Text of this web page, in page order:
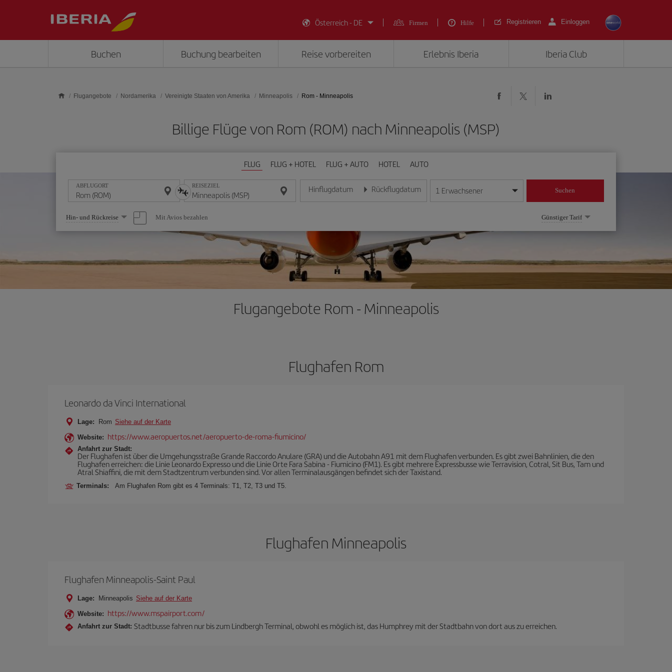
Österreich - DE
Firmen Hilfe Registrieren Einloggen
Buchen Buchung bearbeiten Reise vorbereiten Erlebnis Iberia Iberia Club
Flugangebote Nordamerika Vereinigte Staaten von Amerika Minneapolis Rom - Minneapolis
Billige Flüge von Rom (ROM) nach Minneapolis (MSP)
FLUG FLUG + HOTEL FLUG + AUTO HOTEL AUTO
ABFLUGORT REISEZIEL Hinflugdatum
Geben Sie das Datum im Format Tag/Monat/Jahr ein
Rückflugdatum
Geben Sie das Datum im Format Tag/Monat/Jahr ein
1 Erwachsener Suchen
Wählen
Sie
eine
Hin- und Rückreise Mit Avios bezahlen Günstiger Tarif
Flugangebote Rom - Minneapolis
Flughafen Rom
Leonardo da Vinci International
Lage: Rom Siehe auf der Karte
Website: https://www.aeropuertos.net/aeropuerto-de-roma-fiumicino/
Anfahrt zur Stadt:
Der Flughafen ist über die Umgehungsstraße Grande Raccordo Anulare (GRA) und die Autobahn A91 mit dem Flughafen verbunden. Es gibt zwei Bahnlinien, die den
Flughafen erreichen: die Linie Leonardo Expresso und die Linie Orte Fara Sabina - Fiumicino (FM1). Es gibt mehrere Expressbusse wie Terravision, Cotral, Sit Bus, Tam und
Atral Shiaffini, die mit dem Stadtzentrum verbunden sind. Vor allen Terminalausgängen befindet sich der Taxistand.
Terminals: Am Flughafen Rom gibt es 4 Terminals: T1, T2, T3 und T5.
Flughafen Minneapolis
Flughafen Minneapolis-Saint Paul
Lage: Minneapolis Siehe auf der Karte
Website: https://www.mspairport.com/
Anfahrt zur Stadt: Stadtbusse fahren nur bis zum Lindbergh Terminal, obwohl es möglich ist, das Humphrey mit der Stadtbahn von dort aus zu erreichen.